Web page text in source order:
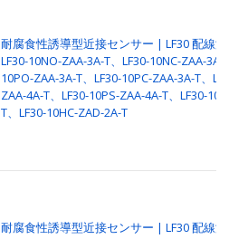
耐腐食性誘導型近接センサー | LF30 配線
LF30-10NO-ZAA-3A-T、LF30-10NC-ZAA-3A-
10PO-ZAA-3A-T、LF30-10PC-ZAA-3A-T、
ZAA-4A-T、LF30-10PS-ZAA-4A-T、LF30-
T、LF30-10HC-ZAD-2A-T
耐腐食性誘導型近接センサー | LF30 配線